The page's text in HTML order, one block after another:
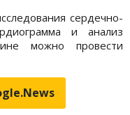
сердечно-
и анализ
можно провести